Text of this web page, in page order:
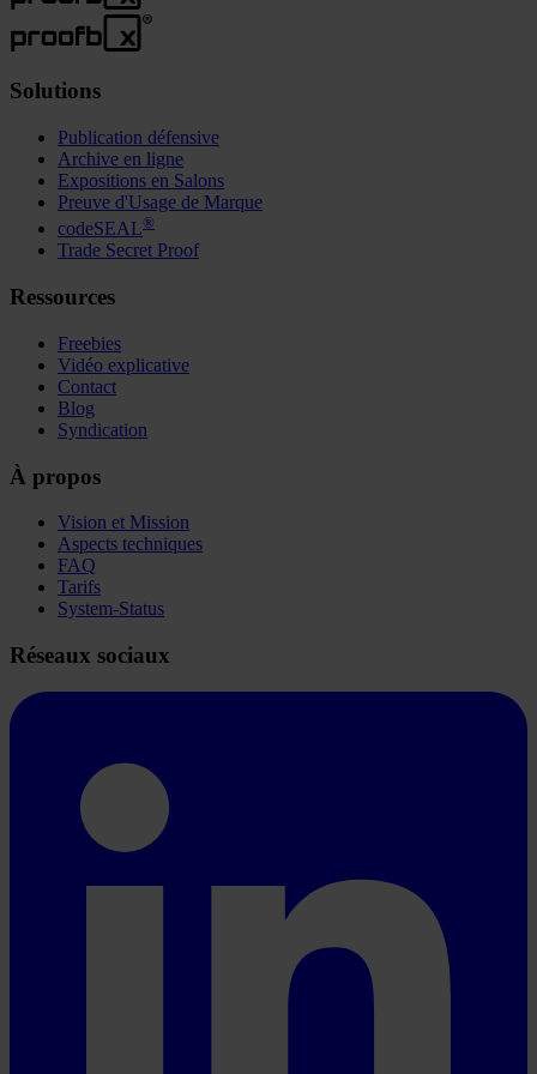
Solutions
Publication défensive
Archive en ligne
Expositions en Salons
Preuve d'Usage de Marque
codeSEAL®
Trade Secret Proof
Ressources
Freebies
Vidéo explicative
Contact
Blog
Syndication
À propos
Vision et Mission
Aspects techniques
FAQ
Tarifs
System-Status
Réseaux sociaux